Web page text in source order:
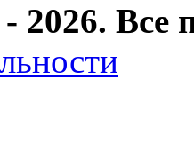
- 2026.